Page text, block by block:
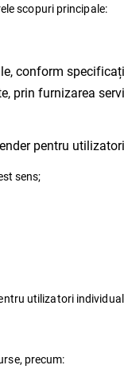
scopuri principale:
conform
prin furnizarea
pentru
sens;
utilizatori
precum: